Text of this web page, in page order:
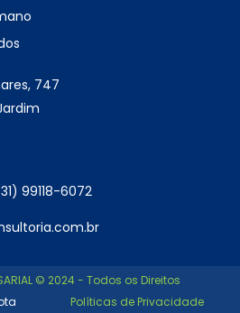
747
99118-6072
© 2024 - Todos os Direitos
Políticas de Privacidade